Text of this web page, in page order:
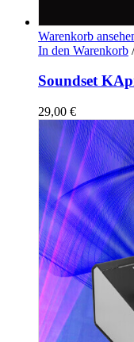
Warenkorb
In den Warenkorb /
Soundset
29,00 €